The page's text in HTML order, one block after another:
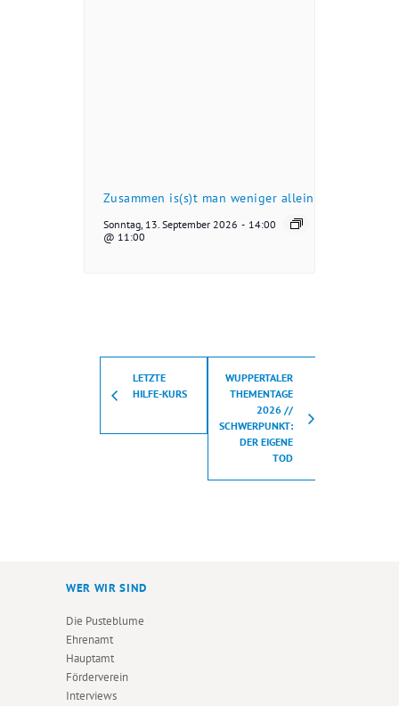
Zusammen is(s)t man weniger allein
Sonntag, 13. September 2026
@ 11:00
- 14:00
LETZTE
HILFE-KURS
WUPPERTALER
THEMENTAGE
2026 //
SCHWERPUNKT:
DER EIGENE
TOD
WER WIR SIND
Die Pusteblume
Ehrenamt
Hauptamt
Förderverein
Interviews